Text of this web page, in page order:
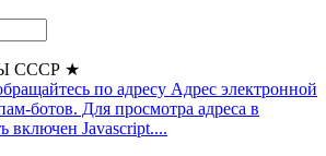
СССР ★
по адресу Адрес электронной
ботов. Для просмотра адреса в
включен Javascript....